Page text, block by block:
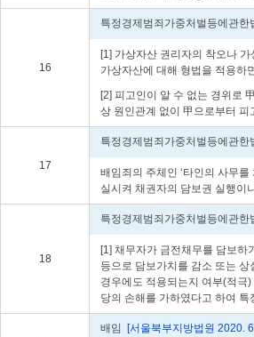
16
특정경제범죄가중처벌등에관
[1] 가상자산 권리자의 착오나
가상자산에 대해 형법을 적용하
[2] 피고인이 알 수 없는 경위로
상 원인관계 없이 甲으로부터 피
17
특정경제범죄가중처벌등에관
배임죄의 주체인 ‘타인의 사무
실시켜 채권자의 담보권 실행이
18
특정경제범죄가중처벌등에관한
[1] 채무자가 금전채무를 담보
등으로 담보가치를 감소 또는
경우에도 적용되는지 여부(적극
당의 손해를 가하였다고 하여
배임 [서울북부지방법원 2020.